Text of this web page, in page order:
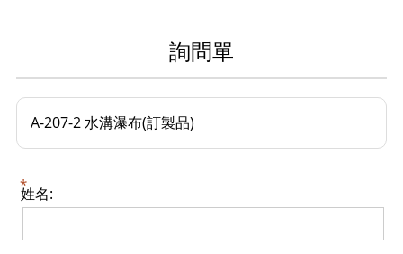
詢問單
A-207-2 水溝瀑布(訂製品)
姓名: